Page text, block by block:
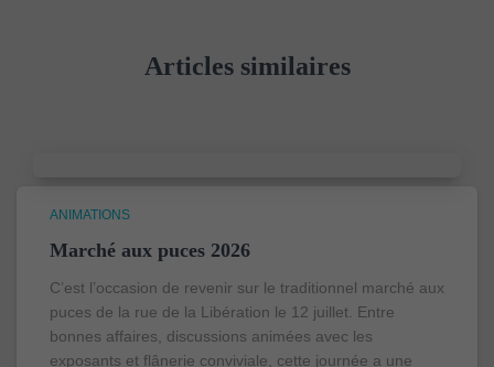
Articles similaires
ANIMATIONS
Marché aux puces 2026
C’est l’occasion de revenir sur le traditionnel marché aux
puces de la rue de la Libération le 12 juillet. Entre
bonnes affaires, discussions animées avec les
exposants et flânerie conviviale, cette journée a une